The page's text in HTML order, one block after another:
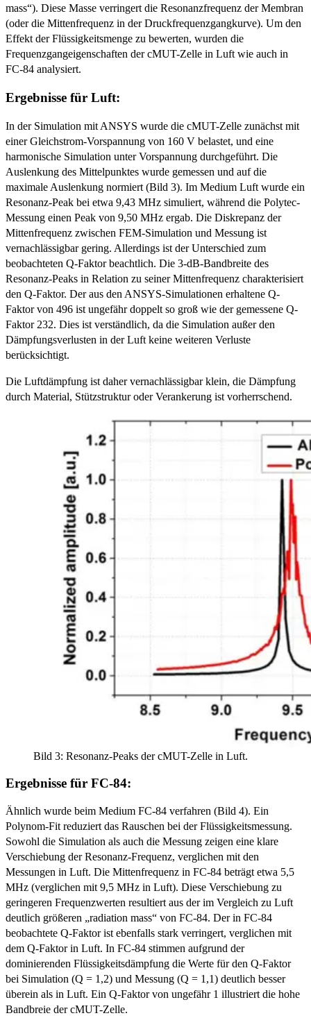
mass“). Diese Masse verringert die Resonanzfrequenz der Membran
(oder die Mittenfrequenz in der Druckfrequenzgangkurve). Um den
Effekt der Flüssigkeitsmenge zu bewerten, wurden die
Frequenzgangeigenschaften der cMUT-Zelle in Luft wie auch in
FC-84 analysiert.
Ergebnisse für Luft:
In der Simulation mit ANSYS wurde die cMUT-Zelle zunächst mit
einer Gleichstrom-Vorspannung von 160 V belastet, und eine
harmonische Simulation unter Vorspannung durchgeführt. Die
Auslenkung des Mittelpunktes wurde gemessen und auf die
maximale Auslenkung normiert (Bild 3). Im Medium Luft wurde ein
Resonanz-Peak bei etwa 9,43 MHz simuliert, während die Polytec-
Messung einen Peak von 9,50 MHz ergab. Die Diskrepanz der
Mittenfrequenz zwischen FEM-Simulation und Messung ist
vernachlässigbar gering. Allerdings ist der Unterschied zum
beobachteten Q-Faktor beachtlich. Die 3-dB-Bandbreite des
Resonanz-Peaks in Relation zu seiner Mittenfrequenz charakterisiert
den Q-Faktor. Der aus den ANSYS-­Simulationen erhaltene Q-
Faktor von 496 ist ungefähr doppelt so groß wie der gemessene Q-
Faktor 232. Dies ist verständlich, da die Simulation außer den
Dämpfungs­verlusten in der Luft keine weiteren Verluste
berücksichtigt.
Die Luftdämpfung ist daher vernachlässigbar klein, die Dämpfung
durch Material, Stützstruktur oder Verankerung ist vorherrschend.
Bild 3: Resonanz-Peaks der cMUT-Zelle in Luft.
Ergebnisse für FC-84:
Ähnlich wurde beim Medium FC-84 verfahren (Bild 4). Ein
Polynom-Fit reduziert das Rauschen bei der Flüssigkeitsmessung.
Sowohl die Simulation als auch die Messung zeigen eine klare
Verschiebung der Resonanz-­Frequenz, verglichen mit den
Messungen in Luft. Die Mitten­frequenz in FC-84 beträgt etwa 5,5
MHz (verglichen mit 9,5 MHz in Luft). Diese Verschiebung zu
geringeren Frequenzwerten resultiert aus der im Vergleich zu Luft
deutlich größeren „radiation mass“ von FC-84. Der in FC-84
beobachtete Q-Faktor ist ebenfalls stark verringert, verglichen mit
dem Q-Faktor in Luft. In FC-84 stimmen aufgrund der
dominierenden Flüssigkeitsdämpfung die Werte für den Q-Faktor
bei Simulation (Q = 1,2) und Messung (Q = 1,1) deutlich besser
überein als in Luft. Ein Q-Faktor von ungefähr 1 illustriert die hohe
Bandbreie der cMUT-Zelle.